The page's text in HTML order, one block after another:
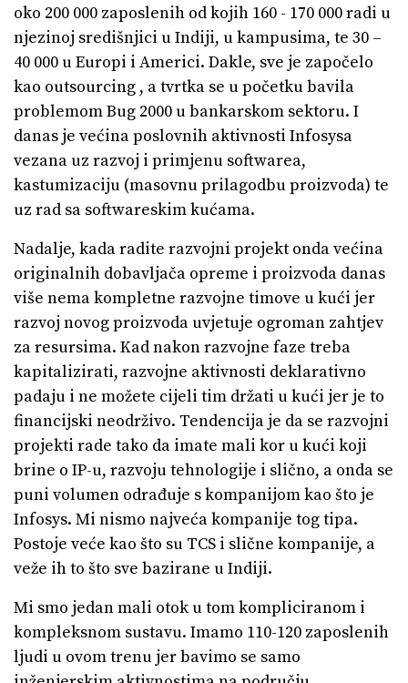
oko 200 000 zaposlenih od kojih 160 - 170 000 radi u
njezinoj središnjici u Indiji, u kampusima, te 30 –
40 000 u Europi i Americi. Dakle, sve je započelo
kao outsourcing , a tvrtka se u početku bavila
problemom Bug 2000 u bankarskom sektoru. I
danas je većina poslovnih aktivnosti Infosysa
vezana uz razvoj i primjenu softwarea,
kastumizaciju (masovnu prilagodbu proizvoda) te
uz rad sa softwareskim kućama.
Nadalje, kada radite razvojni projekt onda većina
originalnih dobavljača opreme i proizvoda danas
više nema kompletne razvojne timove u kući jer
razvoj novog proizvoda uvjetuje ogroman zahtjev
za resursima. Kad nakon razvojne faze treba
kapitalizirati, razvojne aktivnosti deklarativno
padaju i ne možete cijeli tim držati u kući jer je to
financijski neodrživo. Tendencija je da se razvojni
projekti rade tako da imate mali kor u kući koji
brine o IP-u, razvoju tehnologije i slično, a onda se
puni volumen odrađuje s kompanijom kao što je
Infosys. Mi nismo najveća kompanije tog tipa.
Postoje veće kao što su TCS i slične kompanije, a
veže ih to što sve bazirane u Indiji.
Mi smo jedan mali otok u tom kompliciranom i
kompleksnom sustavu. Imamo 110-120 zaposlenih
ljudi u ovom trenu jer bavimo se samo